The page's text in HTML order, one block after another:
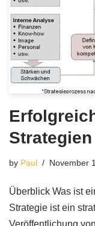
by Paul November
Überblick Was ist
Strategie ist ein